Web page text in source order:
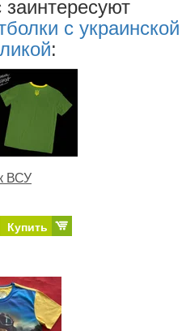
с украинской
:
ВСУ
Купить